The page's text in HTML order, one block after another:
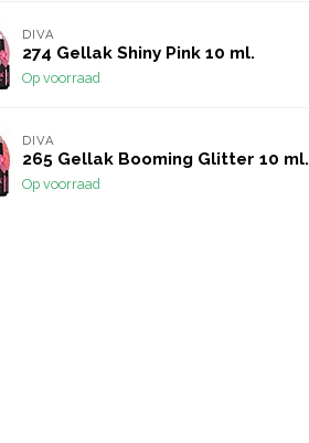
DIVA
274 Gellak Shiny Pink 10 ml.
Op voorraad
DIVA
265 Gellak Booming Glitter 10 ml.
Op voorraad